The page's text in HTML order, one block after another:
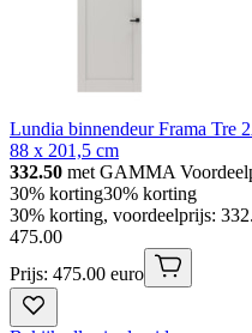
Lundia binnendeur Frama Tre
88 x 201,5 cm
332.50 met GAMMA
30% korting30% korting
30% korting, voordeelprijs:
475.00
Prijs: 475.00 euro